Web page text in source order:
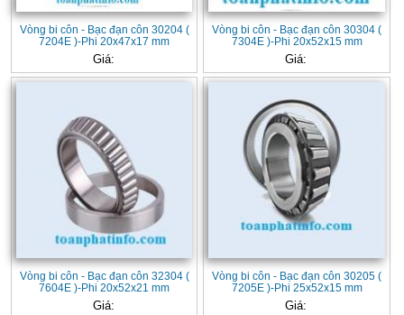
Vòng bi côn - Bạc đạn côn 30204 (
7204E )-Phi 20x47x17 mm
Giá:
Vòng bi côn - Bạc đạn côn 30304 (
7304E )-Phi 20x52x15 mm
Giá:
Vòng bi côn - Bạc đạn côn 32304 (
7604E )-Phi 20x52x21 mm
Giá:
Vòng bi côn - Bạc đạn côn 30205 (
7205E )-Phi 25x52x15 mm
Giá: